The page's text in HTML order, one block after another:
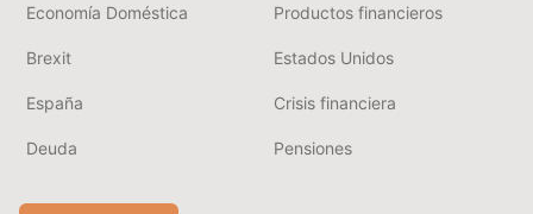
Economía Doméstica Productos financieros
Brexit Estados Unidos
España Crisis financiera
Deuda Pensiones